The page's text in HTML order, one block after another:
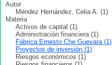
Autor
Méndez Hernández, Celia A. (1)
Materia
Activos de capital (1)
Administración financiera (1)
Fábrica Ernesto Che Guevara (1)
Proyectos de inversión (1)
Riesgos económicos (1)